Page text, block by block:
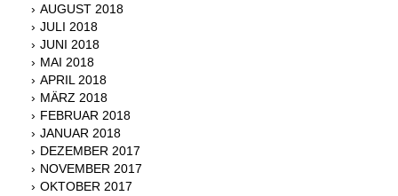
AUGUST 2018
JULI 2018
JUNI 2018
MAI 2018
APRIL 2018
MÄRZ 2018
FEBRUAR 2018
JANUAR 2018
DEZEMBER 2017
NOVEMBER 2017
OKTOBER 2017